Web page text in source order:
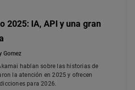
2025: IA, API y una gran
Gomez
hablan sobre las historias de
la atención en 2025 y ofrecen
para 2026.